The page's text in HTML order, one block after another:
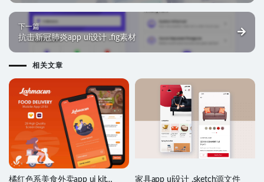
下一篇
抗击新冠肺炎app ui设计 .fig素材
相关文章
橘红色系美食外卖app ui kit 家具app ui设计 .sketch源文件